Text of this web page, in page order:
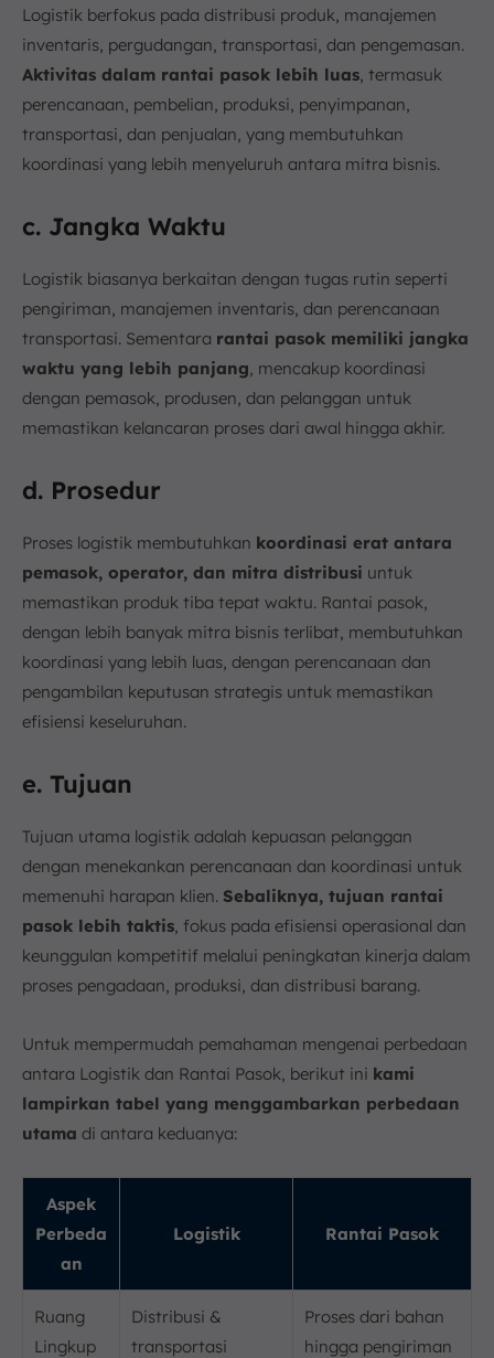
Logistik berfokus pada distribusi produk, manajemen
inventaris, pergudangan, transportasi, dan pengemasan.
Aktivitas dalam rantai pasok lebih luas, termasuk
perencanaan, pembelian, produksi, penyimpanan,
transportasi, dan penjualan, yang membutuhkan
koordinasi yang lebih menyeluruh antara mitra bisnis.
c. Jangka Waktu
Logistik biasanya berkaitan dengan tugas rutin seperti
pengiriman, manajemen inventaris, dan perencanaan
transportasi. Sementara rantai pasok memiliki jangka
waktu yang lebih panjang, mencakup koordinasi
dengan pemasok, produsen, dan pelanggan untuk
memastikan kelancaran proses dari awal hingga akhir.
d. Prosedur
Proses logistik membutuhkan koordinasi erat antara
pemasok, operator, dan mitra distribusi untuk
memastikan produk tiba tepat waktu. Rantai pasok,
dengan lebih banyak mitra bisnis terlibat, membutuhkan
koordinasi yang lebih luas, dengan perencanaan dan
pengambilan keputusan strategis untuk memastikan
efisiensi keseluruhan.
e. Tujuan
Tujuan utama logistik adalah kepuasan pelanggan
dengan menekankan perencanaan dan koordinasi untuk
memenuhi harapan klien. Sebaliknya, tujuan rantai
pasok lebih taktis, fokus pada efisiensi operasional dan
keunggulan kompetitif melalui peningkatan kinerja dalam
proses pengadaan, produksi, dan distribusi barang.
Untuk mempermudah pemahaman mengenai perbedaan
antara Logistik dan Rantai Pasok, berikut ini kami
lampirkan tabel yang menggambarkan perbedaan
utama di antara keduanya:
Aspek
Perbeda
an
Logistik Rantai Pasok
Ruang
Lingkup
Distribusi &
transportasi
Proses dari bahan
hingga pengiriman